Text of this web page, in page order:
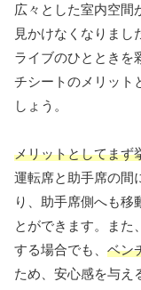
広々とした室内空間
見かけなくなりまし
ライブのひとときを
チシートのメリット
しょう。
メリットとしてまず
運転席と助手席の間
り、助手席側へも移
とができます。また
する場合でも、 ベン
ため、安心感を与え